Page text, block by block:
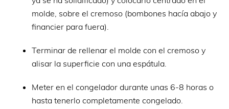
molde, sobre el cremoso (bombones hacía abajo y
financier para fuera).
Terminar de rellenar el molde con el cremoso y
alisar la superficie con una espátula.
Meter en el congelador durante unas 6-8 horas o
hasta tenerlo completamente congelado.